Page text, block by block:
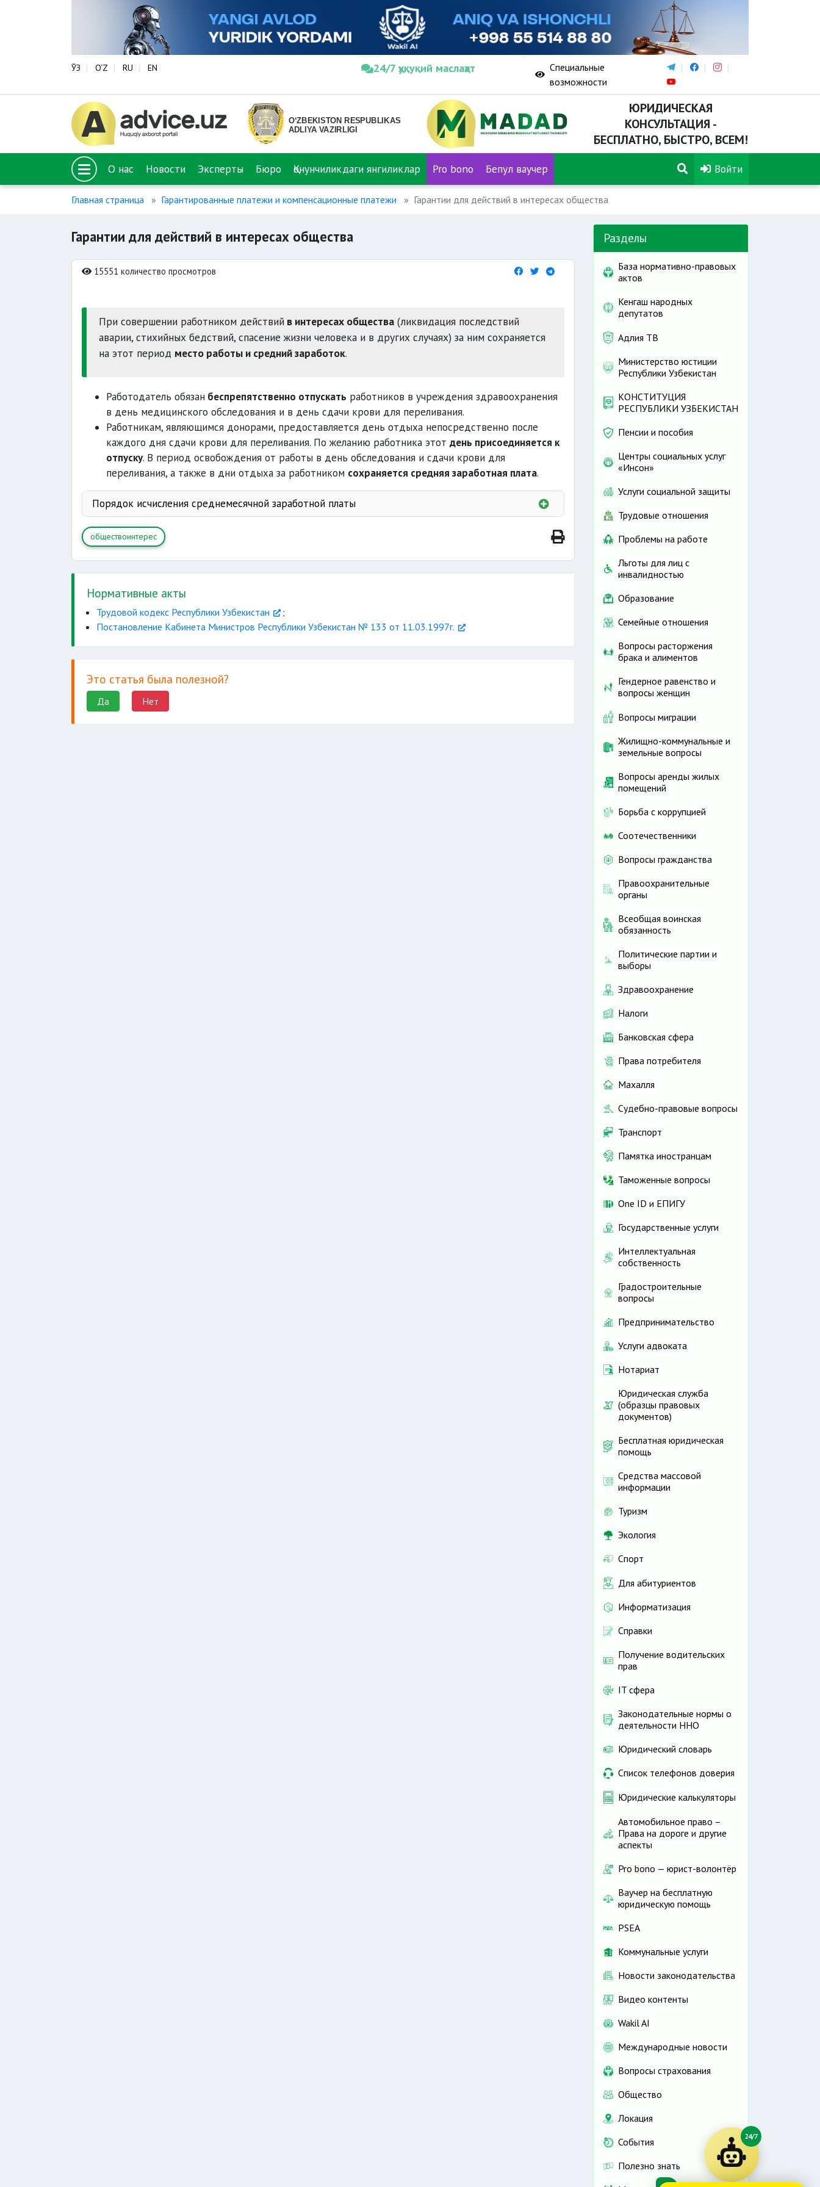
ЎЗ O‘Z RU EN 24/7 ҳуқуқий маслаҳат
Специальные
возможности
ЮРИДИЧЕСКАЯ
КОНСУЛЬТАЦИЯ -
БЕСПЛАТНО, БЫСТРО, ВСЕМ!
О нас Новости Эксперты Бюро Қонунчиликдаги янгиликлар Pro bono Бепул ваучер Войти
Главная страница Гарантированные платежи и компенсационные платежи Гарантии для действий в интересах общества
Гарантии для действий в интересах общества
15551 количество просмотров
При совершении работником действий в интересах общества (ликвидация последствий
аварии, стихийных бедствий, спасение жизни человека и в других случаях) за ним сохраняется
на этот период место работы и средний заработок.
Работодатель обязан беспрепятственно отпускать работников в учреждения здравоохранения
в день медицинского обследования и в день сдачи крови для переливания.
Работникам, являющимся донорами, предоставляется день отдыха непосредственно после
каждого дня сдачи крови для переливания. По желанию работника этот день присоединяется к
отпуску. В период освобождения от работы в день обследования и сдачи крови для
переливания, а также в дни отдыха за работником сохраняется средняя заработная плата.
Порядок исчисления среднемесячной заработной платы
среднемесячной заработной платы
одну седьмую
обществоинтерес
Нормативные акты
Трудовой кодекс Республики Узбекистан
;
Постановление Кабинета Министров Республики Узбекистан № 133 от 11.03.1997г.
Это статья была полезной?
Да Нет
Разделы
База нормативно-правовых
актов
Кенгаш народных
депутатов
Адлия ТВ
Министерство юстиции
Республики Узбекистан
КОНСТИТУЦИЯ
РЕСПУБЛИКИ УЗБЕКИСТАН
Пенсии и пособия
Центры социальных услуг
«Инсон»
Услуги социальной защиты
Трудовые отношения
Проблемы на работе
Льготы для лиц с
инвалидностью
Образование
Семейные отношения
Вопросы расторжения
брака и алиментов
Гендерное равенство и
вопросы женщин
Вопросы миграции
Жилищно-коммунальные и
земельные вопросы
Вопросы аренды жилых
помещений
Борьба с коррупцией
Соотечественники
Вопросы гражданства
Правоохранительные
органы
Всеобщая воинская
обязанность
Политические партии и
выборы
Здравоохранение
Налоги
Банковская сфера
Права потребителя
Махалля
Судебно-правовые вопросы
Транспорт
Памятка иностранцам
Таможенные вопросы
One ID и ЕПИГУ
Государственные услуги
Интеллектуальная
собственность
Градостроительные
вопросы
Предпринимательство
Услуги адвоката
Нотариат
Юридическая служба
(образцы правовых
документов)
Бесплатная юридическая
помощь
Средства массовой
информации
Туризм
Экология
Спорт
Для абитуриентов
Информатизация
Справки
Получение водительских
прав
IT сфера
Законодательные нормы о
деятельности ННО
Юридический словарь
Список телефонов доверия
Юридические калькуляторы
Автомобильное право –
Права на дороге и другие
аспекты
Pro bono — юрист-волонтёр
Ваучер на бесплатную
юридическую помощь
PSEA
Коммунальные услуги
Новости законодательства
Видео контенты
Wakil AI
Международные новости
Вопросы страхования
Общество
Локация
События
Полезно знать
24/7